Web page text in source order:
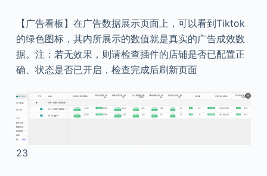
【广告看板】在广告数据展示页面上，可以看到Tiktok
的绿色图标，其内所展示的数值就是真实的广告成效数
据。注：若无效果，则请检查插件的店铺是否已配置正
确、状态是否已开启，检查完成后刷新页面
23